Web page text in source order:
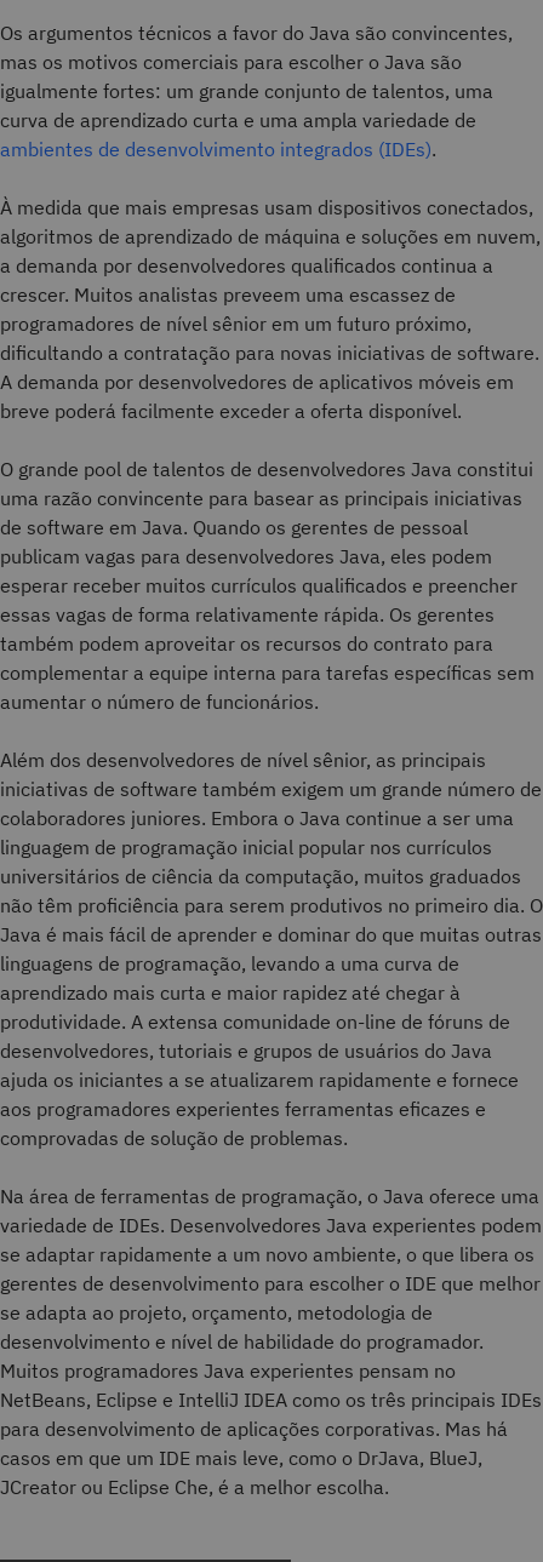
Os argumentos técnicos a favor do Java são convincentes,
mas os motivos comerciais para escolher o Java são
igualmente fortes: um grande conjunto de talentos, uma
curva de aprendizado curta e uma ampla variedade de
ambientes de desenvolvimento integrados (IDEs).
À medida que mais empresas usam dispositivos conectados,
algoritmos de aprendizado de máquina e soluções em nuvem,
a demanda por desenvolvedores qualificados continua a
crescer. Muitos analistas preveem uma escassez de
programadores de nível sênior em um futuro próximo,
dificultando a contratação para novas iniciativas de software.
A demanda por desenvolvedores de aplicativos móveis em
breve poderá facilmente exceder a oferta disponível.
O grande pool de talentos de desenvolvedores Java constitui
uma razão convincente para basear as principais iniciativas
de software em Java. Quando os gerentes de pessoal
publicam vagas para desenvolvedores Java, eles podem
esperar receber muitos currículos qualificados e preencher
essas vagas de forma relativamente rápida. Os gerentes
também podem aproveitar os recursos do contrato para
complementar a equipe interna para tarefas específicas sem
aumentar o número de funcionários.
Além dos desenvolvedores de nível sênior, as principais
iniciativas de software também exigem um grande número de
colaboradores juniores. Embora o Java continue a ser uma
linguagem de programação inicial popular nos currículos
universitários de ciência da computação, muitos graduados
não têm proficiência para serem produtivos no primeiro dia. O
Java é mais fácil de aprender e dominar do que muitas outras
linguagens de programação, levando a uma curva de
aprendizado mais curta e maior rapidez até chegar à
produtividade. A extensa comunidade on-line de fóruns de
desenvolvedores, tutoriais e grupos de usuários do Java
ajuda os iniciantes a se atualizarem rapidamente e fornece
aos programadores experientes ferramentas eficazes e
comprovadas de solução de problemas.
Na área de ferramentas de programação, o Java oferece uma
variedade de IDEs. Desenvolvedores Java experientes podem
se adaptar rapidamente a um novo ambiente, o que libera os
gerentes de desenvolvimento para escolher o IDE que melhor
se adapta ao projeto, orçamento, metodologia de
desenvolvimento e nível de habilidade do programador.
Muitos programadores Java experientes pensam no
NetBeans, Eclipse e IntelliJ IDEA como os três principais IDEs
para desenvolvimento de aplicações corporativas. Mas há
casos em que um IDE mais leve, como o DrJava, BlueJ,
JCreator ou Eclipse Che, é a melhor escolha.